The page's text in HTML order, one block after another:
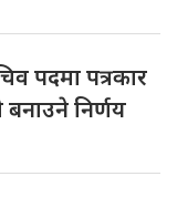
पदमा पत्रकार
बनाउने निर्णय